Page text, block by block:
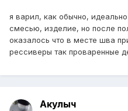
я варил, как обычно,
смесью, изделие, но после
оказалось что в месте шва
рессиверы так проваренные
Акулыч